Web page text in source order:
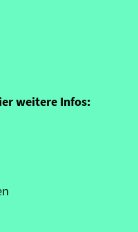
weitere Infos: